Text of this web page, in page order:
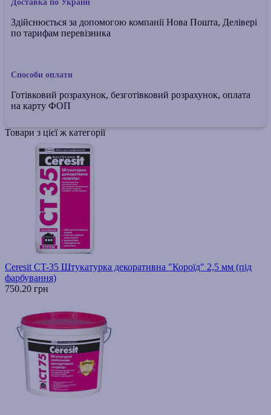
Доставка по Україні
Здійснюється за допомогою компанії Нова Пошта, Делівері
по тарифам перевізника
Способи оплати
Готівковий розрахунок, безготівковий розрахунок, оплата
на карту ФОП
Товари з цієї ж категорії
Ceresit CT-35 Штукатурка декоративна "Короїд" 2,5 мм (під
фарбування)
750.20 грн